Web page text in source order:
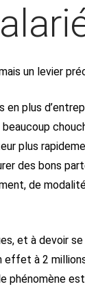
un levier
en plus
plus
des bons
de
et à devoir
à 2
phénomène